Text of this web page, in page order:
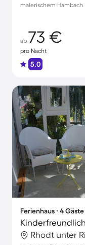
malerischem Hambach
ab 73 €
pro Nacht
5.0
Ferienhaus ∙ 4